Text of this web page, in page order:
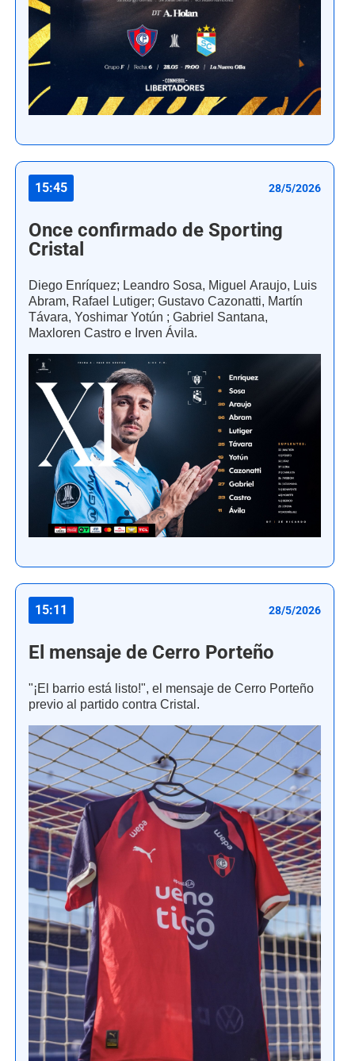
15:45 28/5/2026
Once confirmado de Sporting
Cristal
Diego Enríquez; Leandro Sosa, Miguel Araujo, Luis
Abram, Rafael Lutiger; Gustavo Cazonatti, Martín
Távara, Yoshimar Yotún ; Gabriel Santana,
Maxloren Castro e Irven Ávila.
15:11 28/5/2026
El mensaje de Cerro Porteño
"¡El barrio está listo!", el mensaje de Cerro Porteño
previo al partido contra Cristal.